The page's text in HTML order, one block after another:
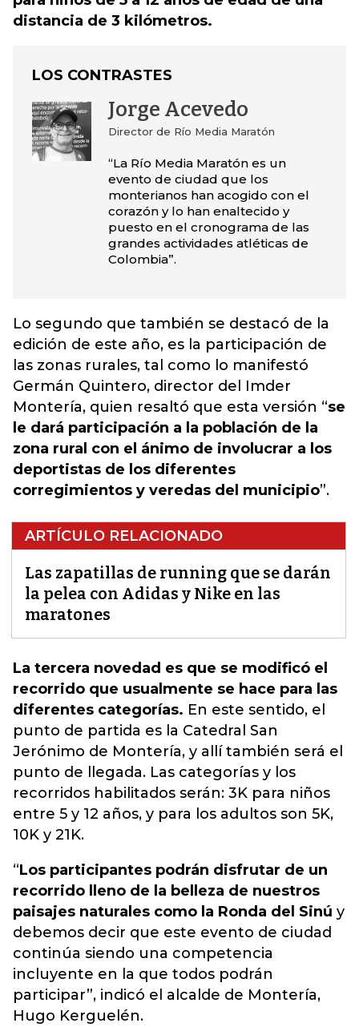
distancia de 3 kilómetros.
LOS CONTRASTES
Jorge Acevedo
Director de Río Media Maratón
“La Río Media Maratón es un
evento de ciudad que los
monterianos han acogido con el
corazón y lo han enaltecido y
puesto en el cronograma de las
grandes actividades atléticas de
Colombia”.
Lo segundo que también se destacó de la
edición de este año, es la participación de
las zonas rurales, tal como lo manifestó
Germán Quintero, director del Imder
Montería, quien resaltó que esta versión “se
le dará participación a la población de la
zona rural con el ánimo de involucrar a los
deportistas de los diferentes
corregimientos y veredas del municipio”.
ARTÍCULO RELACIONADO
Las zapatillas de running que se darán
la pelea con Adidas y Nike en las
maratones
La tercera novedad es que se modificó el
recorrido que usualmente se hace para las
diferentes categorías. En este sentido, el
punto de partida es la Catedral San
Jerónimo de Montería, y allí también será el
punto de llegada. Las categorías y los
recorridos habilitados serán: 3K para niños
entre 5 y 12 años, y para los adultos son 5K,
10K y 21K.
“Los participantes podrán disfrutar de un
recorrido lleno de la belleza de nuestros
paisajes naturales como la Ronda del Sinú y
debemos decir que este evento de ciudad
continúa siendo una competencia
incluyente en la que todos podrán
participar”, indicó el alcalde de Montería,
Hugo Kerguelén.